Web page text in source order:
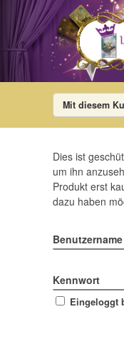
Mit diesem Kurs-Menü kannst du dem User die Lektionen des Kurses in jedem Theme anzeigen. Im Theme wird das Menü dann mit den
Dies ist
um ihn
Produkt erst
dazu haben
Benutzername
Kennwort
Eingeloggt